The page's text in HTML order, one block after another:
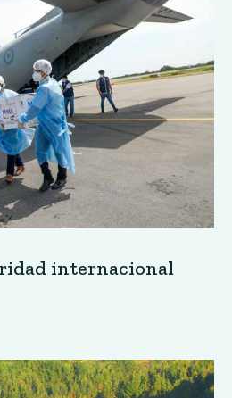
internacional